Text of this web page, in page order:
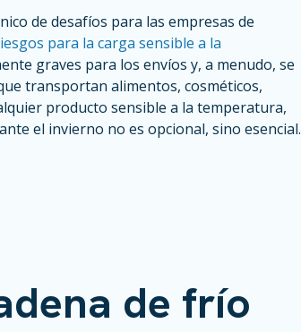
de desafíos para las empresas de
para la carga sensible a la
graves para los envíos y, a menudo, se
transportan alimentos, cosméticos,
producto sensible a la temperatura,
el invierno no es opcional, sino esencial.
de frío